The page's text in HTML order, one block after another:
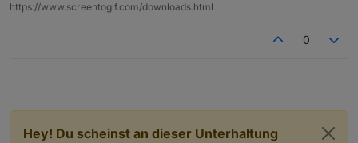
https://www.screentogif.com/downloads.html
0
Hey! Du scheinst an dieser Unterhaltung